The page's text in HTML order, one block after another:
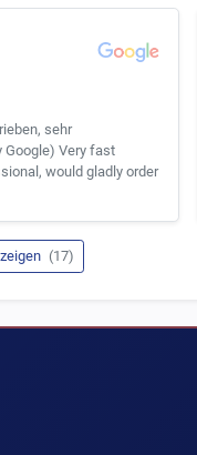
sehr
Google) Very fast
would gladly order
(17)